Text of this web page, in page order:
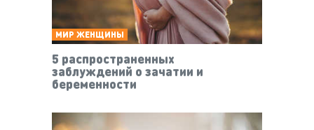
МИР ЖЕНЩИНЫ
5 распространенных
заблуждений о зачатии и
беременности